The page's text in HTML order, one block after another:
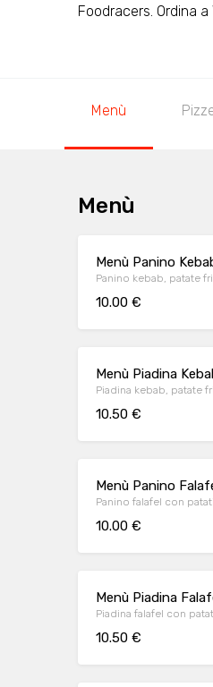
Foodracers. Ordina
Menù
Menù
Menù Panino
Panino kebab, patate
10.00 €
Menù Piadina
Piadina kebab, patate
10.50 €
Menù Panino
Panino falafel con
10.00 €
Menù Piadina
Piadina falafel con
10.50 €